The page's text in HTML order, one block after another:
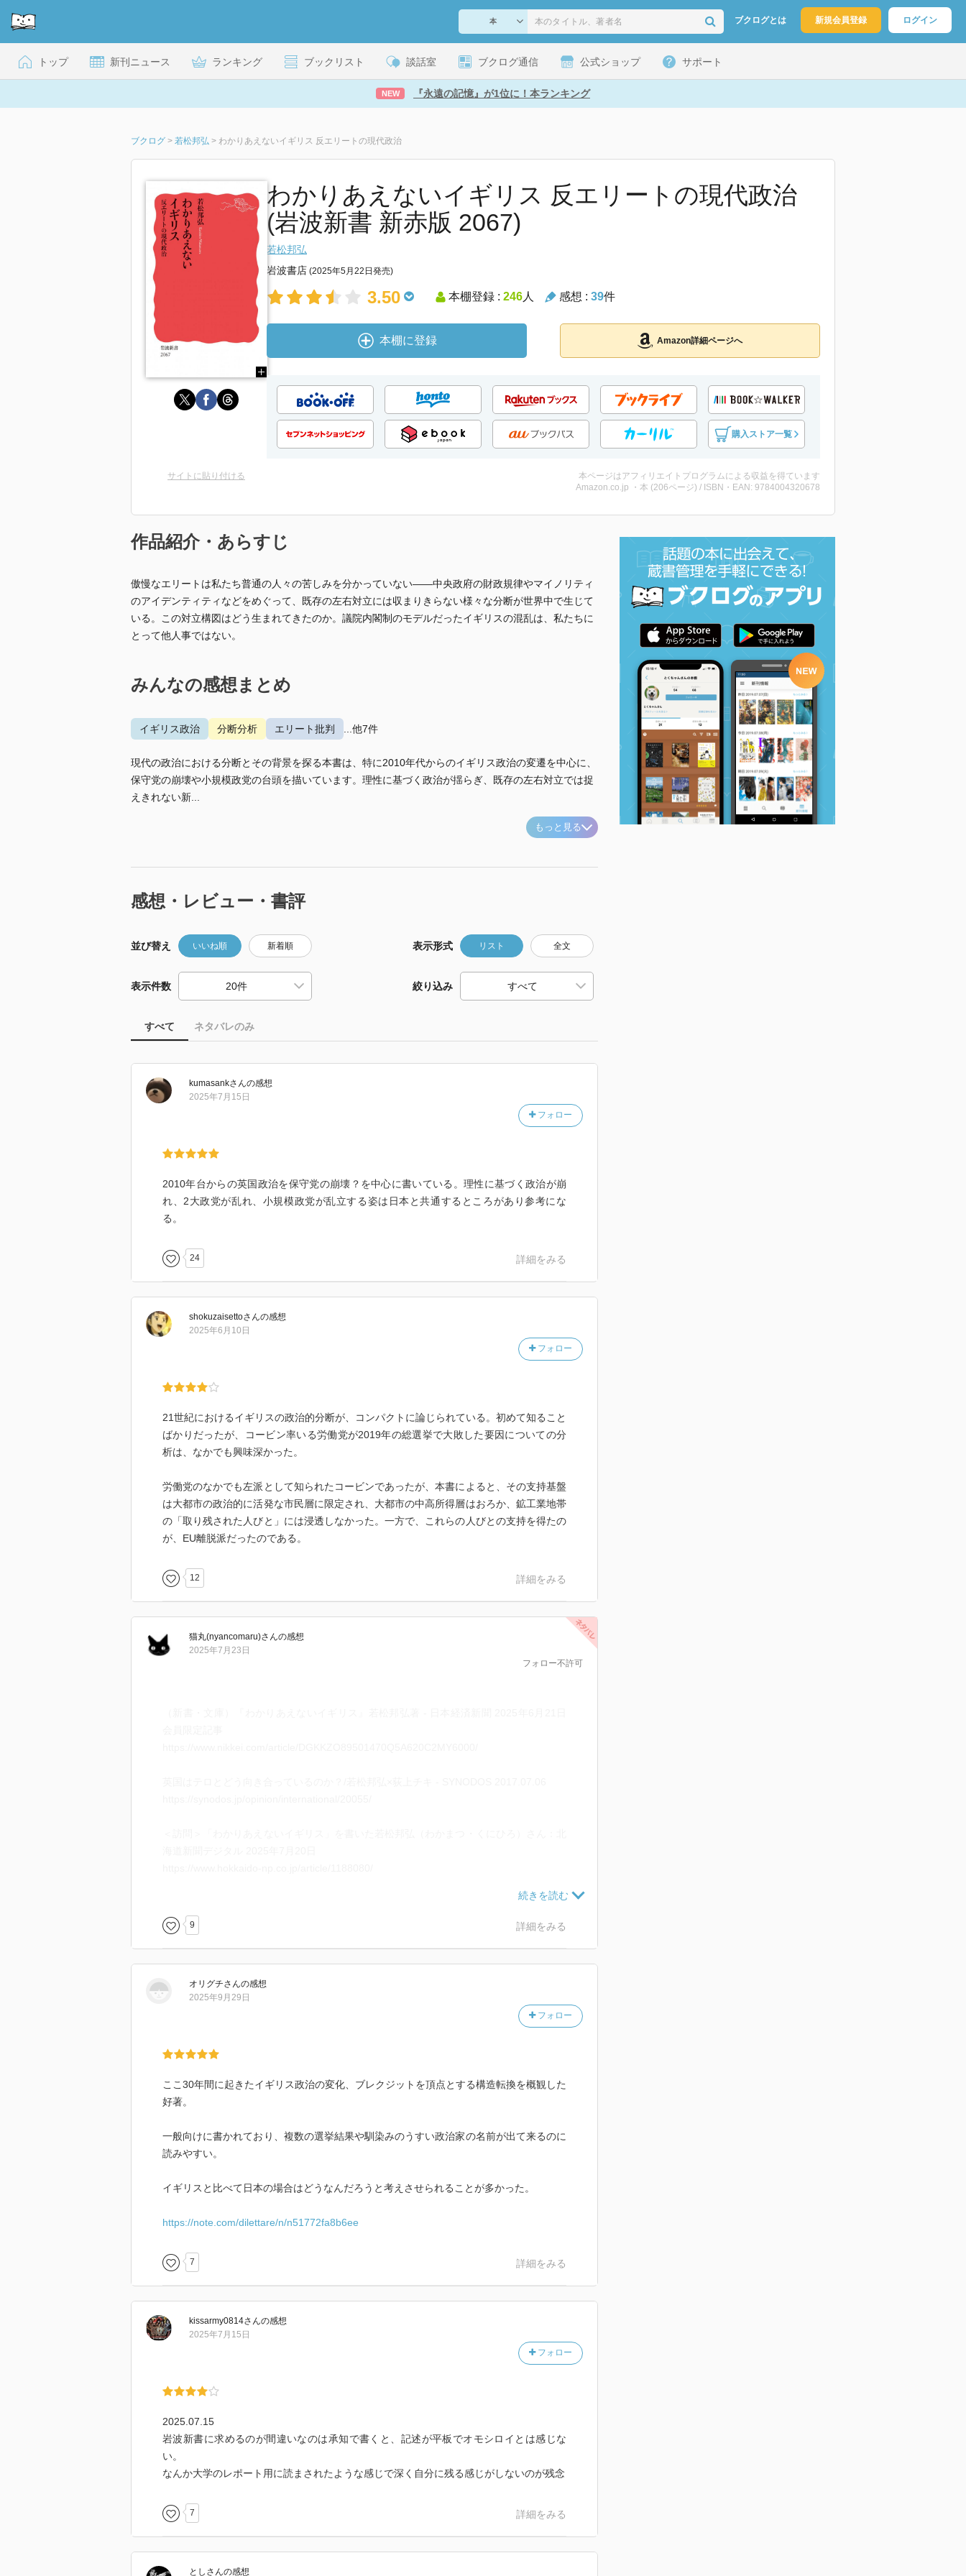
ブクログとは 新規会員登録 ログイン
トップ 新刊ニュース ランキング ブックリスト 談話室 ブクログ通信 公式ショップ サポート
NEW 『永遠の記憶』が1位に！本ランキング
ブクログ > 若松邦弘 > わかりあえないイギリス 反エリートの現代政治
わかりあえないイギリス 反エリートの現代政治
(岩波新書 新赤版 2067)
若松邦弘
岩波書店 (2025年5月22日発売)
3.50 本棚登録 : 246人 感想 : 39件
本棚に登録 Amazon詳細ページへ
購入ストア一覧
サイトに貼り付ける
本ページはアフィリエイトプログラムによる収益を得ています
Amazon.co.jp ・本 (206ページ) / ISBN・EAN: 9784004320678
作品紹介・あらすじ
傲慢なエリートは私たち普通の人々の苦しみを分かっていない――中央政府の財政規律やマイノリティ
のアイデンティティなどをめぐって、既存の左右対立には収まりきらない様々な分断が世界中で生じて
いる。この対立構図はどう生まれてきたのか。議院内閣制のモデルだったイギリスの混乱は、私たちに
とって他人事ではない。
みんなの感想まとめ
イギリス政治 分断分析 エリート批判 ...他7件
現代の政治における分断とその背景を探る本書は、特に2010年代からのイギリス政治の変遷を中心に、
保守党の崩壊や小規模政党の台頭を描いています。理性に基づく政治が揺らぎ、既存の左右対立では捉
えきれない新...
もっと見る
感想・レビュー・書評
並び替え いいね順 新着順 表示形式 リスト 全文
表示件数 絞り込み
すべて ネタバレのみ
kumasankさんの感想
フォロー
2025年7月15日
2010年台からの英国政治を保守党の崩壊？を中心に書いている。理性に基づく政治が崩
れ、2大政党が乱れ、小規模政党が乱立する姿は日本と共通するところがあり参考にな
る。
24 詳細をみる
shokuzaisettoさんの感想
フォロー
2025年6月10日
21世紀におけるイギリスの政治的分断が、コンパクトに論じられている。初めて知ること
ばかりだったが、コービン率いる労働党が2019年の総選挙で大敗した要因についての分
析は、なかでも興味深かった。
労働党のなかでも左派として知られたコービンであったが、本書によると、その支持基盤
は大都市の政治的に活発な市民層に限定され、大都市の中高所得層はおろか、鉱工業地帯
の「取り残された人びと」には浸透しなかった。一方で、これらの人びとの支持を得たの
が、EU離脱派だったのである。
12 詳細をみる
猫丸(nyancomaru)さんの感想
フォロー不許可
2025年7月23日
https://www.tufs.ac.jp/research/researcher/people/wakamatsu_kunihiro.html
-----------------------------
***
がしている、、、ᓚᘏᗢ
9 詳細をみる
オリグチさんの感想
フォロー
2025年9月29日
ここ30年間に起きたイギリス政治の変化、ブレクジットを頂点とする構造転換を概観した
好著。
一般向けに書かれており、複数の選挙結果や馴染みのうすい政治家の名前が出て来るのに
読みやすい。
イギリスと比べて日本の場合はどうなんだろうと考えさせられることが多かった。
https://note.com/dilettare/n/n51772fa8b6ee
7 詳細をみる
kissarmy0814さんの感想
フォロー
2025年7月15日
2025.07.15
岩波新書に求めるのが間違いなのは承知で書くと、記述が平板でオモシロイとは感じな
い。
なんか大学のレポート用に読まされたような感じで深く自分に残る感じがしないのが残念
7 詳細をみる
とし さんの感想